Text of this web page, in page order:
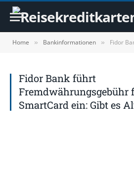
Home » Bankinformationen » Fidor Bank führt
Fidor Bank führt
Fremdwährungsgebühr
SmartCard ein: Gibt es